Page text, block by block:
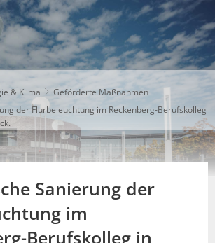
& Klima
Geförderte Maßnahmen
der Flurbeleuchtung im Reckenberg-Berufskolleg
Sanierung der
im
Berufskolleg in